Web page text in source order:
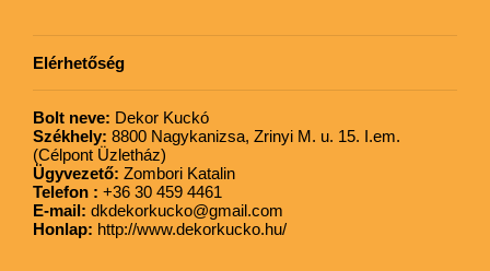
Elérhetőség
Bolt neve: Dekor Kuckó
Székhely: 8800 Nagykanizsa, Zrinyi M. u. 15. I.em.
(Célpont Üzletház)
Ügyvezető: Zombori Katalin
Telefon : +36 30 459 4461
E-mail: dkdekorkucko@gmail.com
Honlap: http://www.dekorkucko.hu/